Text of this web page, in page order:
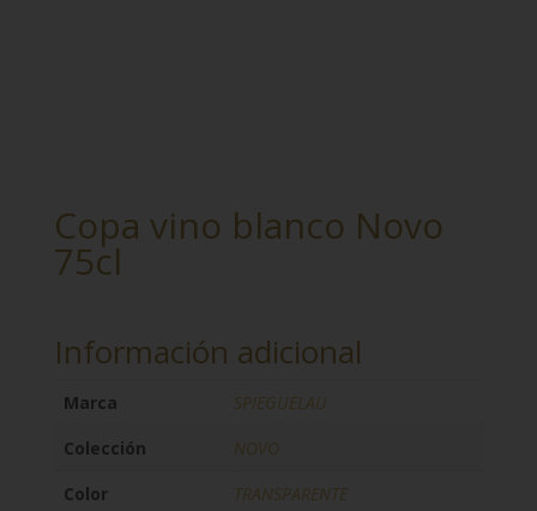
Copa vino blanco Novo
75cl
Información adicional
Marca
SPIEGUELAU
Colección
NOVO
Color
TRANSPARENTE